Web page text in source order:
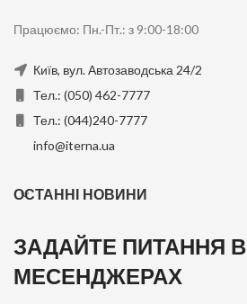
Працюємо: Пн.-Пт.: з 9:00-18:00
Київ, вул. Автозаводська 24/2
Тел.: (050) 462-7777
Тел.: (044)240-7777
info@iterna.ua
ОСТАННІ НОВИНИ
ЗАДАЙТЕ ПИТАННЯ В
МЕСЕНДЖЕРАХ